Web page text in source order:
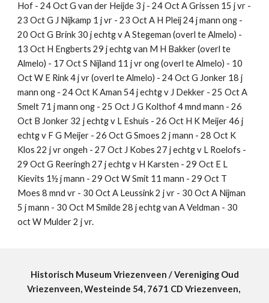
Hof - 24 Oct G van der Heijde 3 j - 24 Oct A Grissen 15 j vr -
23 Oct G J Nijkamp 1 j vr - 23 Oct A H Pleij 24 j mann ong -
20 Oct G Brink 30 j echtg v A Stegeman (overl te Almelo) -
13 Oct H Engberts 29 j echtg van M H Bakker (overl te
Almelo) - 17 Oct S Nijland 11 j vr ong (overl te Almelo) - 10
Oct W E Rink 4 j vr (overl te Almelo) - 24 Oct G Jonker 18 j
mann ong - 24 Oct K Aman 54 j echtg v J Dekker - 25 Oct A
Smelt 71 j mann ong - 25 Oct J G Kolthof 4 mnd mann - 26
Oct B Jonker 32 j echtg v L Eshuis - 26 Oct H K Meijer 46 j
echtg v F G Meijer - 26 Oct G Smoes 2 j mann - 28 Oct K
Klos 22 j vr ongeh - 27 Oct J Kobes 27 j echtg v L Roelofs -
29 Oct G Reeringh 27 j echtg v H Karsten - 29 Oct E L
Kievits 1½ j mann - 29 Oct W Smit 11 mann - 29 Oct T
Moes 8 mnd vr - 30 Oct A Leussink 2 j vr - 30 Oct A Nijman
5 j mann - 30 Oct M Smilde 28 j echtg van A Veldman - 30
oct W Mulder 2 j vr.
Historisch Museum Vriezenveen / Vereniging Oud
Vriezenveen, Westeinde 54, 7671 CD Vriezenveen,